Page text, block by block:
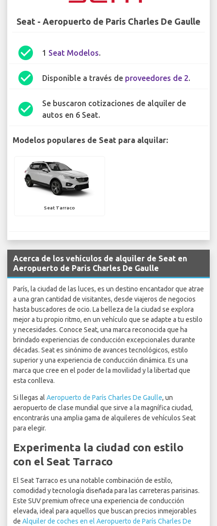
Seat - Aeropuerto de Paris Charles De Gaulle
check_circle 1 Seat Modelos.
check_circle Disponible a través de proveedores de 2.
check_circle
Se buscaron cotizaciones de alquiler de
autos en 6 Seat.
Modelos populares de Seat para alquilar:
Seat Tarraco
Acerca de los vehículos de alquiler de Seat en
Aeropuerto de Paris Charles De Gaulle
París, la ciudad de las luces, es un destino encantador que atrae
a una gran cantidad de visitantes, desde viajeros de negocios
hasta buscadores de ocio. La belleza de la ciudad se explora
mejor a tu propio ritmo, en un vehículo que se adapte a tu estilo
y necesidades. Conoce Seat, una marca reconocida que ha
brindado experiencias de conducción excepcionales durante
décadas. Seat es sinónimo de avances tecnológicos, estilo
superior y una experiencia de conducción dinámica. Es una
marca que cree en el poder de la movilidad y la libertad que
esta conlleva.
Si llegas al Aeropuerto de París Charles De Gaulle, un
aeropuerto de clase mundial que sirve a la magnífica ciudad,
encontrarás una amplia gama de alquileres de vehículos Seat
para elegir.
Experimenta la ciudad con estilo
con el Seat Tarraco
El Seat Tarraco es una notable combinación de estilo,
comodidad y tecnología diseñada para las carreteras parisinas.
Este SUV premium ofrece una experiencia de conducción
elevada, ideal para aquellos que buscan precios inmejorables
de Alquiler de coches en el Aeropuerto de París Charles De